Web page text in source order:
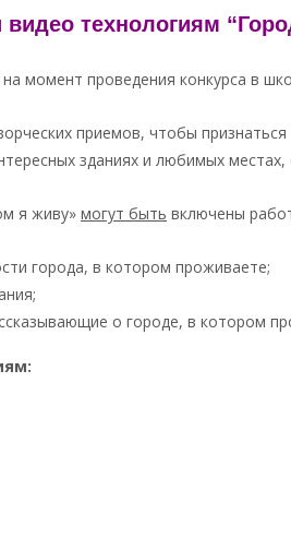
технологиям
момент проведения конкурса в
приемов, чтобы
зданиях и любимых
я живу» могут быть включены
города, в котором проживаете;
о городе, в котором